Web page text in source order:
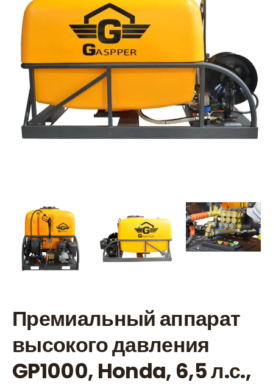
Премиальный аппарат
высокого давления
GP1000, Honda, 6,5 л.с.,